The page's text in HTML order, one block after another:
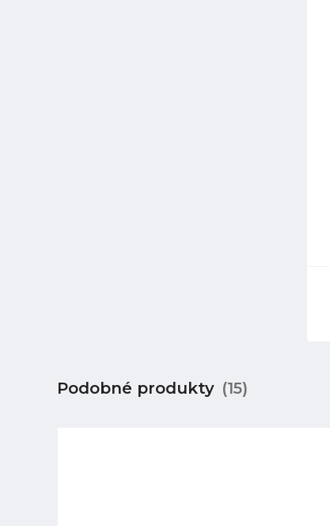
Podobné produkty (15)